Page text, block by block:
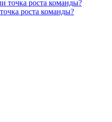
роста команды?